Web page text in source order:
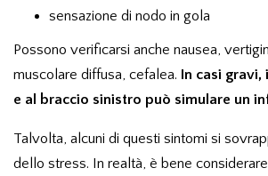
sensazione di nodo in gola
Possono verificarsi anche nausea,
muscolare diffusa, cefalea. In casi
e al braccio sinistro può simulare un
Talvolta, alcuni di questi sintomi si
dello stress. In realtà, è bene